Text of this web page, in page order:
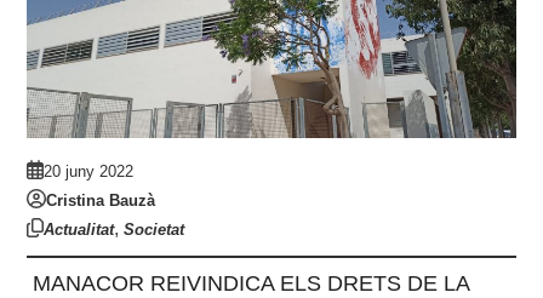
20 juny 2022
Cristina Bauzà
Actualitat,Societat
MANACOR REIVINDICA ELS DRETS DE LA